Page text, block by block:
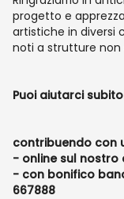
progetto e
artistiche in diversi
noti a strutture non
Puoi aiutarci
contribuendo con
- online sul nostro
- con bonifico
667888